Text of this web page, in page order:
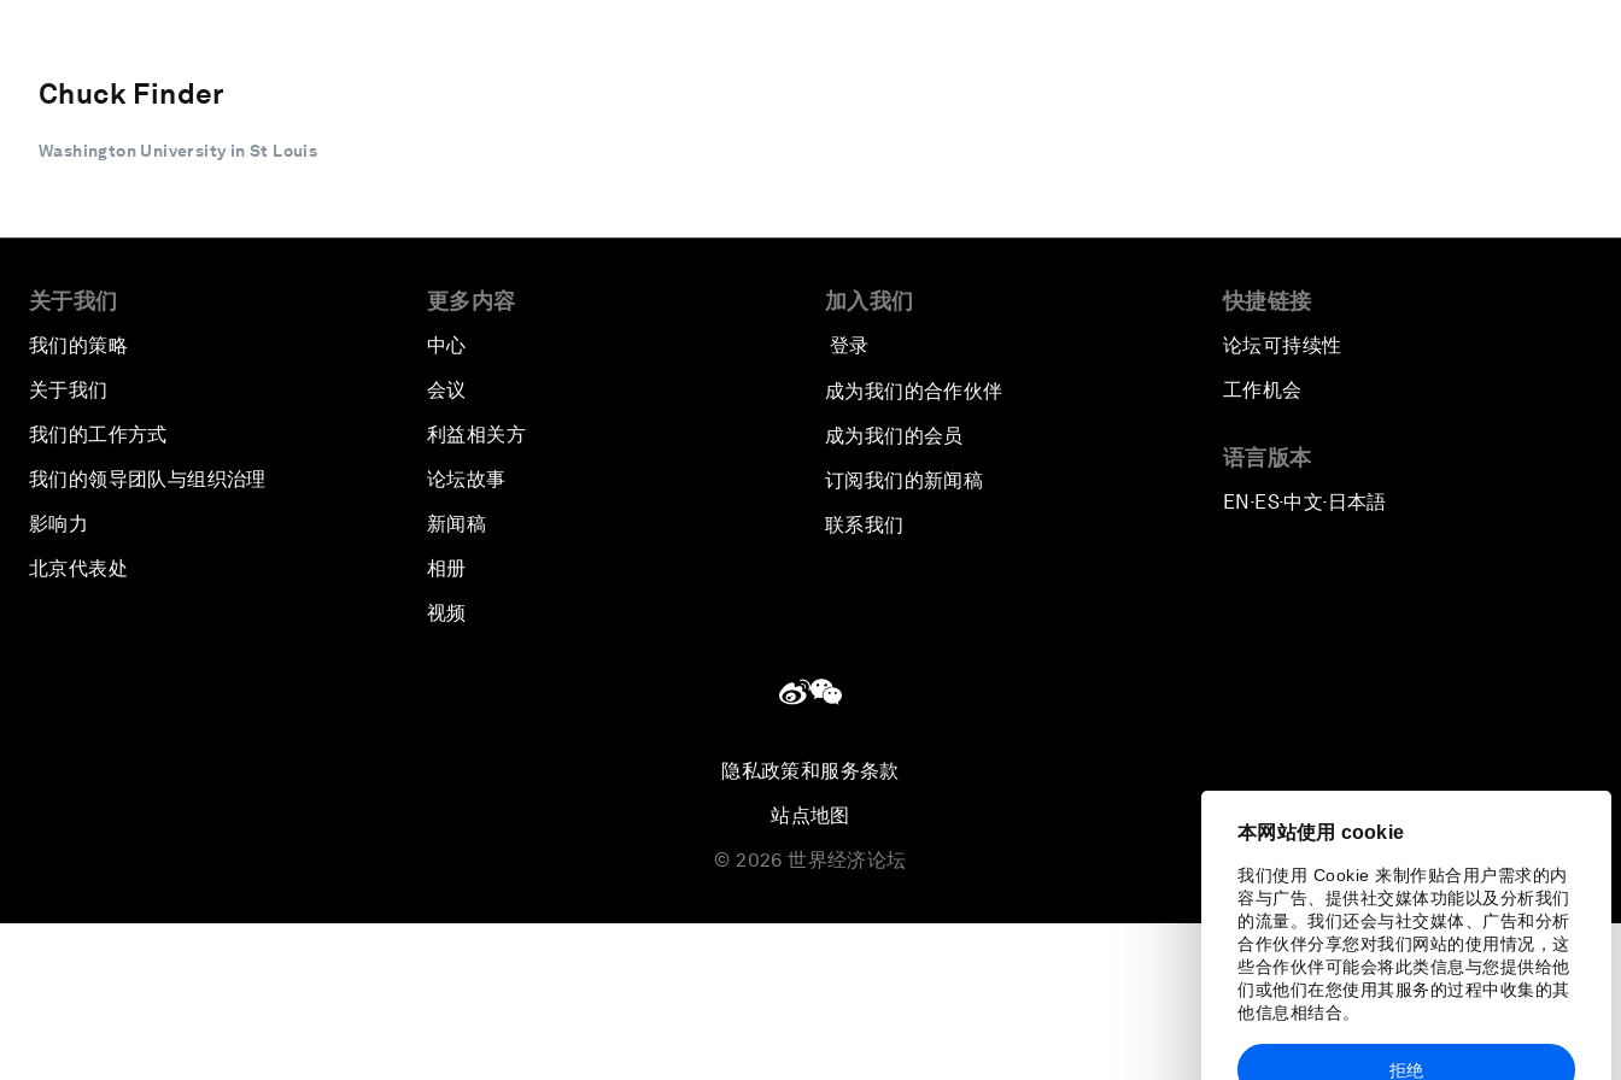
本网站使用 cookie
我们使用 Cookie 来制作贴合用户需求的内
容与广告、提供社交媒体功能以及分析我们
的流量。我们还会与社交媒体、广告和分析
合作伙伴分享您对我们网站的使用情况，这
些合作伙伴可能会将此类信息与您提供给他
们或他们在您使用其服务的过程中收集的其
他信息相结合。
拒绝
Chuck Finder
Washington University in St Louis
关于我们
我们的策略
关于我们
我们的工作方式
我们的领导团队与组织治理
影响力
北京代表处
更多内容
中心
会议
利益相关方
论坛故事
新闻稿
相册
视频
加入我们
登录
成为我们的合作伙伴
成为我们的会员
订阅我们的新闻稿
联系我们
快捷链接
论坛可持续性
工作机会
语言版本
EN ▪ES▪中文▪ 日本語
隐私政策和服务条款
站点地图
© 2026 世界经济论坛